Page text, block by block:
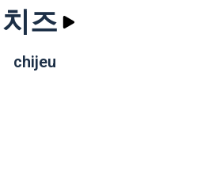
치즈
chijeu